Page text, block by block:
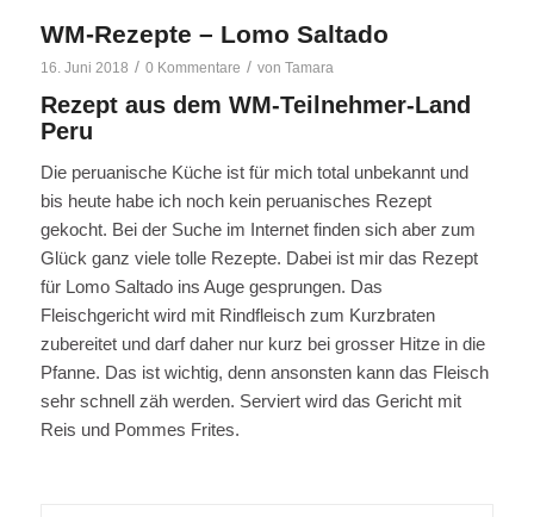
WM-Rezepte – Lomo Saltado
16. Juni 2018 / 0 Kommentare / von Tamara
Rezept aus dem WM-Teilnehmer-Land
Peru
Die peruanische Küche ist für mich total unbekannt und
bis heute habe ich noch kein peruanisches Rezept
gekocht. Bei der Suche im Internet finden sich aber zum
Glück ganz viele tolle Rezepte. Dabei ist mir das Rezept
für Lomo Saltado ins Auge gesprungen. Das
Fleischgericht wird mit Rindfleisch zum Kurzbraten
zubereitet und darf daher nur kurz bei grosser Hitze in die
Pfanne. Das ist wichtig, denn ansonsten kann das Fleisch
sehr schnell zäh werden. Serviert wird das Gericht mit
Reis und Pommes Frites.